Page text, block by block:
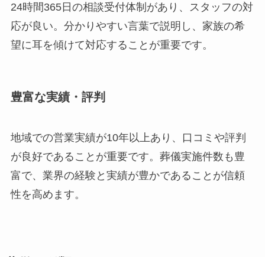
24時間365日の相談受付体制があり、スタッフの対
応が良い。分かりやすい言葉で説明し、家族の希
望に耳を傾けて対応することが重要です。
豊富な実績・評判
地域での営業実績が10年以上あり、口コミや評判
が良好であることが重要です。葬儀実施件数も豊
富で、業界の経験と実績が豊かであることが信頼
性を高めます。